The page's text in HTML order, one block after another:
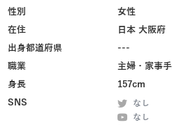
性別
女性
在住
日本 大阪府
出身都道府県
---
職業
主婦・家事
身長
157cm
SNS
なし
なし